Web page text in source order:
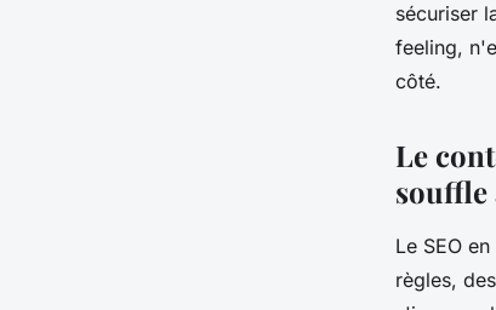
sécuriser
feeling,
côté.
Le
souffle
Le SEO
règles,